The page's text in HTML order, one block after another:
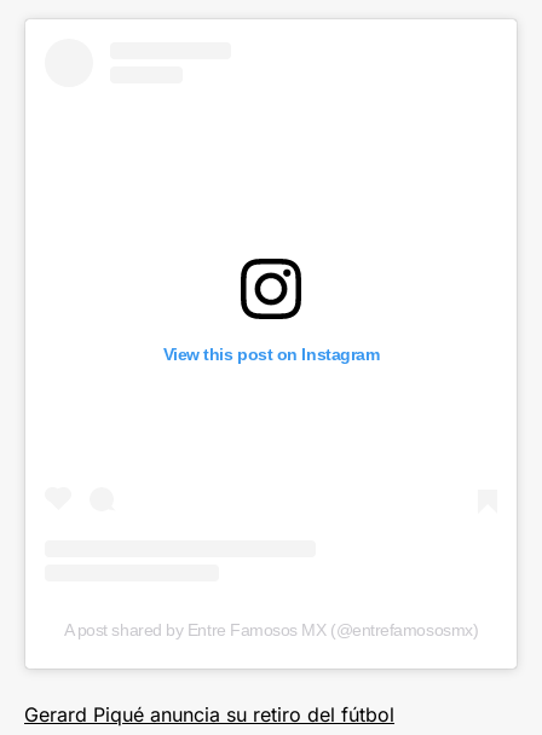
View this post on Instagram
A post shared by Entre Famosos MX (@entrefamososmx)
Gerard Piqué anuncia su retiro del fútbol